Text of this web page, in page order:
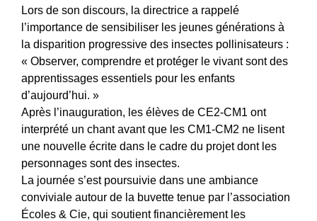
Lors de son discours, la directrice a rappelé
l’importance de sensibiliser les jeunes générations à
la disparition progressive des insectes pollinisateurs :
« Observer, comprendre et protéger le vivant sont des
apprentissages essentiels pour les enfants
d’aujourd’hui. »
Après l’inauguration, les élèves de CE2-CM1 ont
interprété un chant avant que les CM1-CM2 ne lisent
une nouvelle écrite dans le cadre du projet dont les
personnages sont des insectes.
La journée s’est poursuivie dans une ambiance
conviviale autour de la buvette tenue par l’association
Écoles & Cie, qui soutient financièrement les